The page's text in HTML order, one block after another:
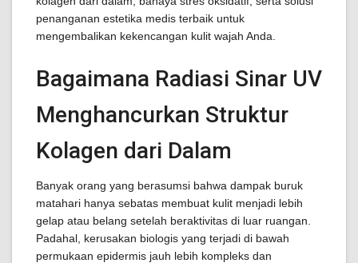
penanganan estetika medis terbaik untuk
mengembalikan kekencangan kulit wajah Anda.
Bagaimana Radiasi Sinar UV
Menghancurkan Struktur
Kolagen dari Dalam
Banyak orang yang berasumsi bahwa dampak buruk
matahari hanya sebatas membuat kulit menjadi lebih
gelap atau belang setelah beraktivitas di luar ruangan.
Padahal, kerusakan biologis yang terjadi di bawah
permukaan epidermis jauh lebih kompleks dan